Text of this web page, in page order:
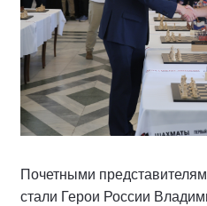
Почетными
стали Герои России